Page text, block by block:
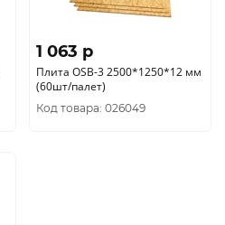
1 063 p
Плита OSB-3 2500*1250*12 мм
(60шт/палет)
Код товара: 026049